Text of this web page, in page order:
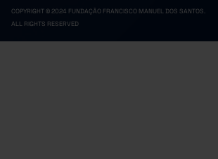
COPYRIGHT © 2024 FUNDAÇÃO FRANCISCO MANUEL DOS SANTOS.
ALL RIGHTS RESERVED